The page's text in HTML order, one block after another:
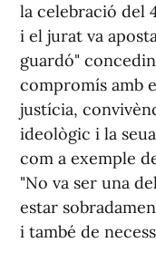
la celebració del
i el jurat va
guardó"
compromís amb
justícia,
ideològic i la
com a exemple
"No va ser una
estar
i també de